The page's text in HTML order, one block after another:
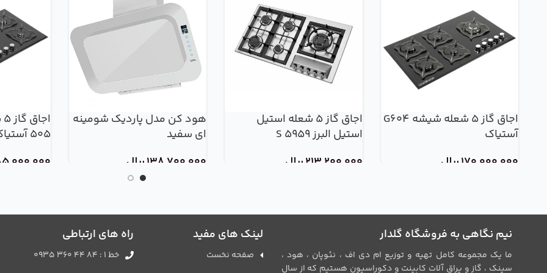
اجاق گاز 5 شعله شیشه G604
آستیاک
170,000,000ریال
اجاق گاز 5 شعله استیل
استیل البرز S 5959
213,200,000ریال
هود کن مدل پاردیک شومینه
ای سفید
138,700,000ریال
505 آستیاک
نیم نگاهی به فروشگاه گلدار
ما یک مجموعه کامل تهیه و توزیع ام دی اف ، نئوپان ، هود ،
سینک ، گاز و یراق آلات کابینت و دکوراسیون هستیم که از سال
لینک های مفید
صفحه نخست
راه های ارتباطی
خط 1 : 84 44 360 0935